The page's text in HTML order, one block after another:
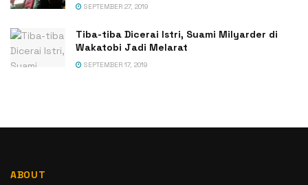
SEPTEMBER 27, 2019
Tiba-tiba Dicerai Istri, Suami Milyarder di
Wakatobi Jadi Melarat
SEPTEMBER 17, 2019
ABOUT